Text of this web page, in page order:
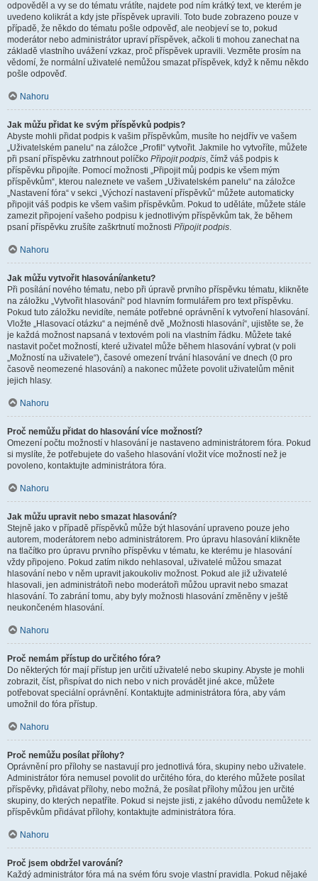
odpověděl a vy se do tématu vrátíte, najdete pod ním krátký text, ve kterém je
uvedeno kolikrát a kdy jste příspěvek upravili. Toto bude zobrazeno pouze v
případě, že někdo do tématu pošle odpověď, ale neobjeví se to, pokud
moderátor nebo administrátor upraví příspěvek, ačkoli ti mohou zanechat na
základě vlastního uvážení vzkaz, proč příspěvek upravili. Vezměte prosím na
vědomí, že normální uživatelé nemůžou smazat příspěvek, když k němu někdo
pošle odpověď.
Nahoru
Jak můžu přidat ke svým příspěvků podpis?
Abyste mohli přidat podpis k vašim příspěvkům, musíte ho nejdřív ve vašem
„Uživatelském panelu“ na záložce „Profil“ vytvořit. Jakmile ho vytvoříte, můžete
při psaní příspěvku zatrhnout políčko Připojit podpis, čímž váš podpis k
příspěvku připojíte. Pomocí možnosti „Připojit můj podpis ke všem mým
příspěvkům“, kterou naleznete ve vašem „Uživatelském panelu“ na záložce
„Nastavení fóra“ v sekci „Výchozí nastavení příspěvků“ můžete automaticky
připojit váš podpis ke všem vašim příspěvkům. Pokud to uděláte, můžete stále
zamezit připojení vašeho podpisu k jednotlivým příspěvkům tak, že během
psaní příspěvku zrušíte zaškrtnutí možnosti Připojit podpis.
Nahoru
Jak můžu vytvořit hlasování/anketu?
Při posílání nového tématu, nebo při úpravě prvního příspěvku tématu, klikněte
na záložku „Vytvořit hlasování“ pod hlavním formulářem pro text příspěvku.
Pokud tuto záložku nevidíte, nemáte potřebné oprávnění k vytvoření hlasování.
Vložte „Hlasovací otázku“ a nejméně dvě „Možnosti hlasování“, ujistěte se, že
je každá možnost napsaná v textovém poli na vlastním řádku. Můžete také
nastavit počet možností, které uživatel může během hlasování vybrat (v poli
„Možností na uživatele“), časové omezení trvání hlasování ve dnech (0 pro
časově neomezené hlasování) a nakonec můžete povolit uživatelům měnit
jejich hlasy.
Nahoru
Proč nemůžu přidat do hlasování více možností?
Omezení počtu možností v hlasování je nastaveno administrátorem fóra. Pokud
si myslíte, že potřebujete do vašeho hlasování vložit více možností než je
povoleno, kontaktujte administrátora fóra.
Nahoru
Jak můžu upravit nebo smazat hlasování?
Stejně jako v případě příspěvků může být hlasování upraveno pouze jeho
autorem, moderátorem nebo administrátorem. Pro úpravu hlasování klikněte
na tlačítko pro úpravu prvního příspěvku v tématu, ke kterému je hlasování
vždy připojeno. Pokud zatím nikdo nehlasoval, uživatelé můžou smazat
hlasování nebo v něm upravit jakoukoliv možnost. Pokud ale již uživatelé
hlasovali, jen administrátoři nebo moderátoři můžou upravit nebo smazat
hlasování. To zabrání tomu, aby byly možnosti hlasování změněny v ještě
neukončeném hlasování.
Nahoru
Proč nemám přístup do určitého fóra?
Do některých fór mají přístup jen určití uživatelé nebo skupiny. Abyste je mohli
zobrazit, číst, přispívat do nich nebo v nich provádět jiné akce, můžete
potřebovat speciální oprávnění. Kontaktujte administrátora fóra, aby vám
umožnil do fóra přístup.
Nahoru
Proč nemůžu posílat přílohy?
Oprávnění pro přílohy se nastavují pro jednotlivá fóra, skupiny nebo uživatele.
Administrátor fóra nemusel povolit do určitého fóra, do kterého můžete posílat
příspěvky, přidávat přílohy, nebo možná, že posílat přílohy můžou jen určité
skupiny, do kterých nepatříte. Pokud si nejste jisti, z jakého důvodu nemůžete k
příspěvkům přidávat přílohy, kontaktujte administrátora fóra.
Nahoru
Proč jsem obdržel varování?
Každý administrátor fóra má na svém fóru svoje vlastní pravidla. Pokud nějaké